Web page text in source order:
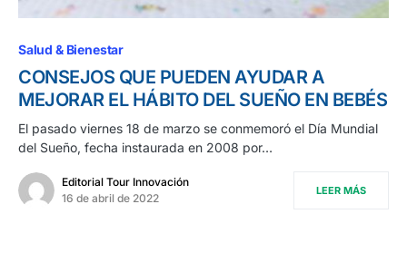
Salud & Bienestar
CONSEJOS QUE PUEDEN AYUDAR A
MEJORAR EL HÁBITO DEL SUEÑO EN BEBÉS
El pasado viernes 18 de marzo se conmemoró el Día Mundial
del Sueño, fecha instaurada en 2008 por…
Editorial Tour Innovación
16 de abril de 2022
LEER MÁS